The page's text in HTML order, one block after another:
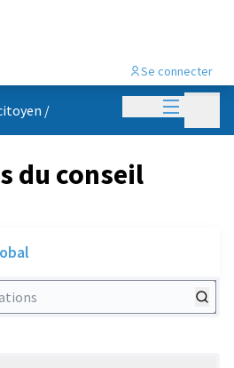
Menu
Se connecter
/
du conseil